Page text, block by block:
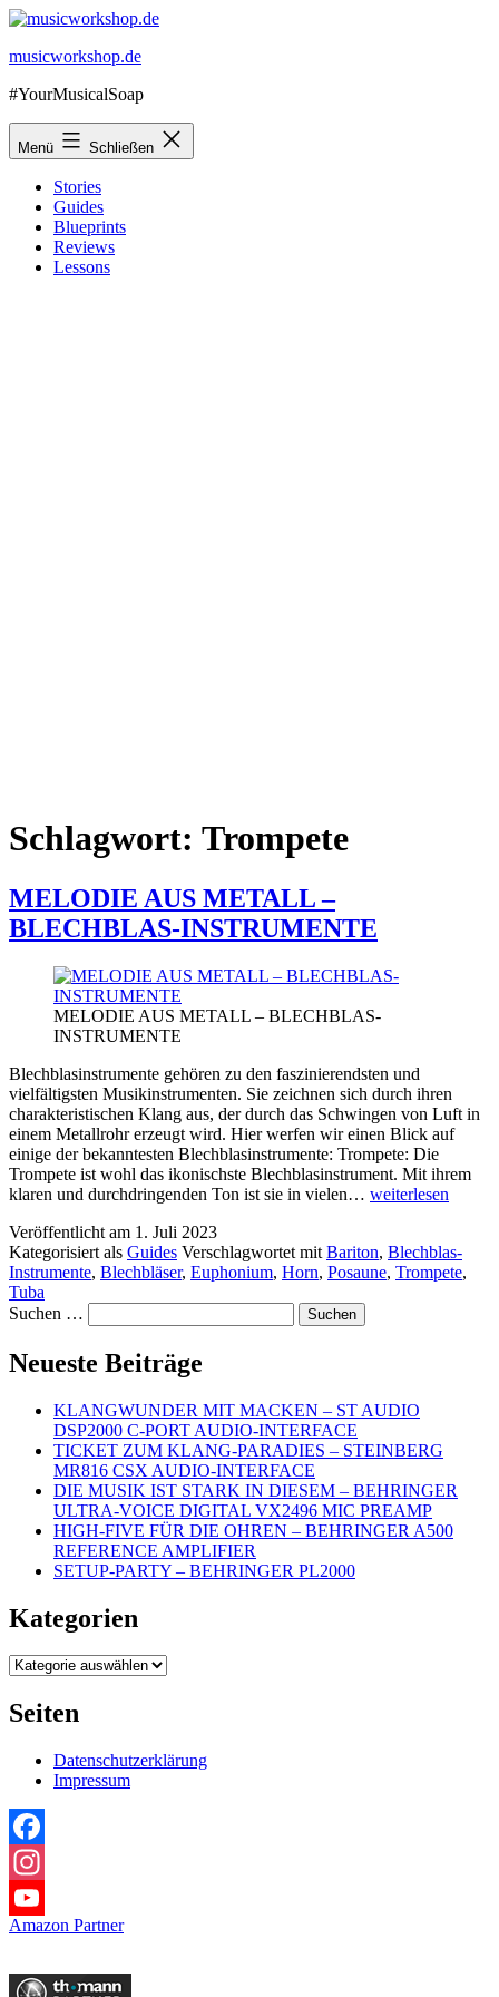
Zum
springen
musicworkshop.de
#YourMusicalSoap
Menü Schließen
Stories
Guides
Blueprints
Reviews
Lessons
Schlagwort: Trompete
MELODIE AUS METALL –
BLECHBLAS-INSTRUMENTE
MELODIE AUS METALL – BLECHBLAS-
INSTRUMENTE
Blechblasinstrumente gehören zu den faszinierendsten und
vielfältigsten Musikinstrumenten. Sie zeichnen sich durch ihren
charakteristischen Klang aus, der durch das Schwingen von Luft in
einem Metallrohr erzeugt wird. Hier werfen wir einen Blick auf
einige der bekanntesten Blechblasinstrumente: Trompete: Die
Trompete ist wohl das ikonischste Blechblasinstrument. Mit ihrem
klaren und durchdringenden Ton ist sie in vielen… MELODIE
–
BLECHBLAS-
weiterlesen
Veröffentlicht am 1. Juli 2023
Kategorisiert als Guides Verschlagwortet mit Bariton, Blechblas-
Instrumente, Blechbläser, Euphonium, Horn, Posaune, Trompete,
Tuba
Suchen …
Neueste Beiträge
KLANGWUNDER MIT MACKEN – ST AUDIO
DSP2000 C-PORT AUDIO-INTERFACE
TICKET ZUM KLANG-PARADIES – STEINBERG
MR816 CSX AUDIO-INTERFACE
DIE MUSIK IST STARK IN DIESEM – BEHRINGER
ULTRA-VOICE DIGITAL VX2496 MIC PREAMP
HIGH-FIVE FÜR DIE OHREN – BEHRINGER A500
REFERENCE AMPLIFIER
SETUP-PARTY – BEHRINGER PL2000
Kategorien
Kategorien
Seiten
Datenschutzerklärung
Impressum
Facebook
Instagram
YouTube
Amazon Partner